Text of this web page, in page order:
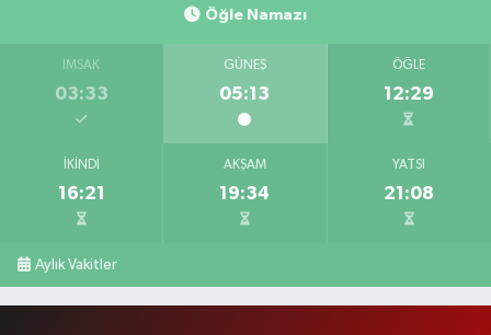
Öğle Namazı
İMSAK
03:33
GÜNEŞ
05:13
ÖĞLE
12:29
İKINDI
16:21
AKŞAM
19:34
YATSI
21:08
Aylık Vakitler